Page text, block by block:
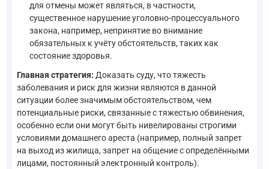
для отмены может являться, в частности,
существенное нарушение уголовно-процессуального
закона, например, непринятие во внимание
обязательных к учёту обстоятельств, таких как
состояние здоровья.
Главная стратегия: Доказать суду, что тяжесть
заболевания и риск для жизни являются в данной
ситуации более значимым обстоятельством, чем
потенциальные риски, связанные с тяжестью обвинения,
особенно если они могут быть нивелированы строгими
условиями домашнего ареста (например, полный запрет
на выход из жилища, запрет на общение с определёнными
лицами, постоянный электронный контроль).